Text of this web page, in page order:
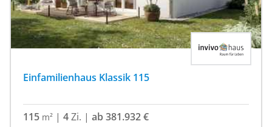
Einfamilienhaus Klassik 115
115 m² | 4Zi. | ab 381.932 €